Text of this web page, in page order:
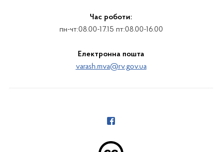
Час роботи:
пн-чт:08.00-17.15 пт:08.00-16.00
Електронна пошта
varash.mva@rv.gov.ua